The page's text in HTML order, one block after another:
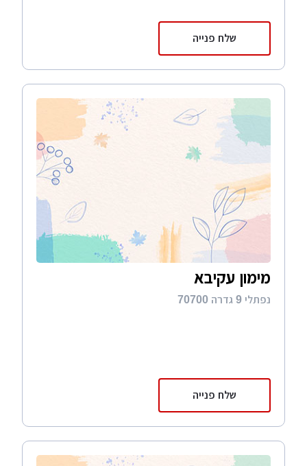
שלח פנייה
מימון עקיבא
נפתלי 9 גדרה 70700
שלח פנייה